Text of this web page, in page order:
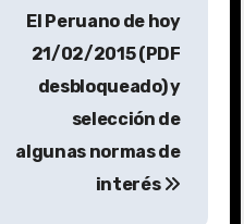
El Peruano de hoy
21/02/2015 (PDF
desbloqueado) y
selección de
algunas normas de
interés